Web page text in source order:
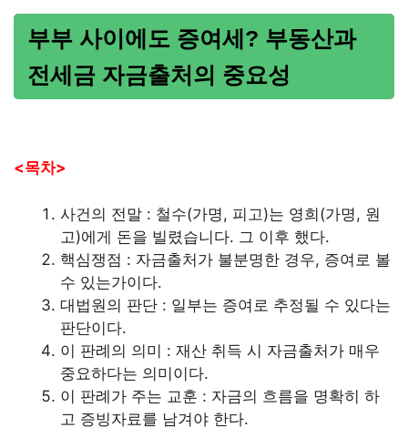
부부 사이에도 증여세? 부동산과
전세금 자금출처의 중요성
<목차>
사건의 전말 : 철수(가명, 피고)는 영희(가명, 원
고)에게 돈을 빌렸습니다. 그 이후 했다.
핵심쟁점 : 자금출처가 불분명한 경우, 증여로 볼
수 있는가이다.
대법원의 판단 : 일부는 증여로 추정될 수 있다는
판단이다.
이 판례의 의미 : 재산 취득 시 자금출처가 매우
중요하다는 의미이다.
이 판례가 주는 교훈 : 자금의 흐름을 명확히 하
고 증빙자료를 남겨야 한다.